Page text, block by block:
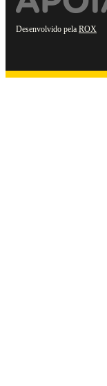
Desenvolvido pela ROX